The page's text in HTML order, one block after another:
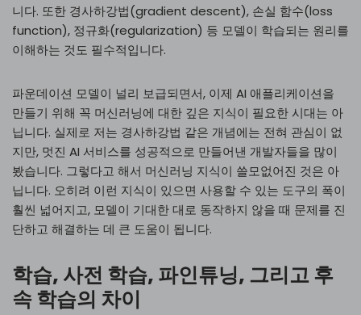
니다. 또한 경사하강법(gradient descent), 손실 함수(loss
function), 정규화(regularization) 등 모델이 학습되는 원리를
이해하는 것도 필수적입니다.
파운데이션 모델이 널리 보급되면서, 이제 AI 애플리케이션을
만들기 위해 꼭 머신러닝에 대한 깊은 지식이 필요한 시대는 아
닙니다. 실제로 저는 경사하강법 같은 개념에는 전혀 관심이 없
지만, 멋진 AI 서비스를 성공적으로 만들어낸 개발자들을 많이
봤습니다. 그렇다고 해서 머신러닝 지식이 쓸모없어진 것은 아
닙니다. 오히려 이런 지식이 있으면 사용할 수 있는 도구의 폭이
훨씬 넓어지고, 모델이 기대한 대로 동작하지 않을 때 문제를 진
단하고 해결하는 데 큰 도움이 됩니다.
학습, 사전 학습, 파인튜닝, 그리고 후
속 학습의 차이